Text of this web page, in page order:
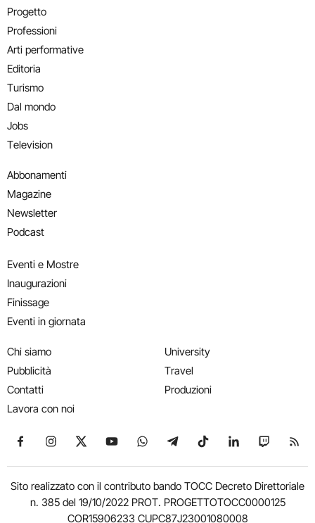
Progetto
Professioni
Arti performative
Editoria
Turismo
Dal mondo
Jobs
Television
Abbonamenti
Magazine
Newsletter
Podcast
Eventi e Mostre
Inaugurazioni
Finissage
Eventi in giornata
Chi siamo
Pubblicità
Contatti
Lavora con noi
University
Travel
Produzioni
Seguici su Facebook
Seguici su Instagram
Seguici su X
Seguici su YouTube
Seguici su WhatsApp
Seguici su Telegram
Seguici su TikTok
Seguici su
Seguici
Sito realizzato con il contributo bando TOCC Decreto Direttoriale
n. 385 del 19/10/2022 PROT. PROGETTOTOCC0000125
COR15906233 CUPC87J23001080008